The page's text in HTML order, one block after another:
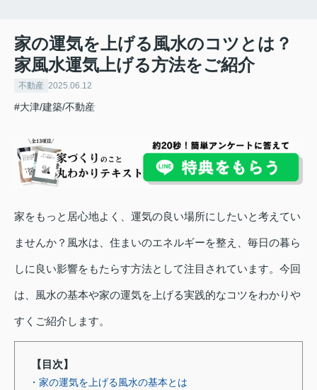
家の運気を上げる風水のコツとは？
家風水運気上げる方法をご紹介
不動産 2025.06.12
#大津/建築/不動産
家をもっと居心地よく、運気の良い場所にしたいと考えてい
ませんか？風水は、住まいのエネルギーを整え、毎日の暮ら
しに良い影響をもたらす方法として注目されています。今回
は、風水の基本や家の運気を上げる実践的なコツをわかりや
すくご紹介します。
【目次】
・家の運気を上げる風水の基本とは